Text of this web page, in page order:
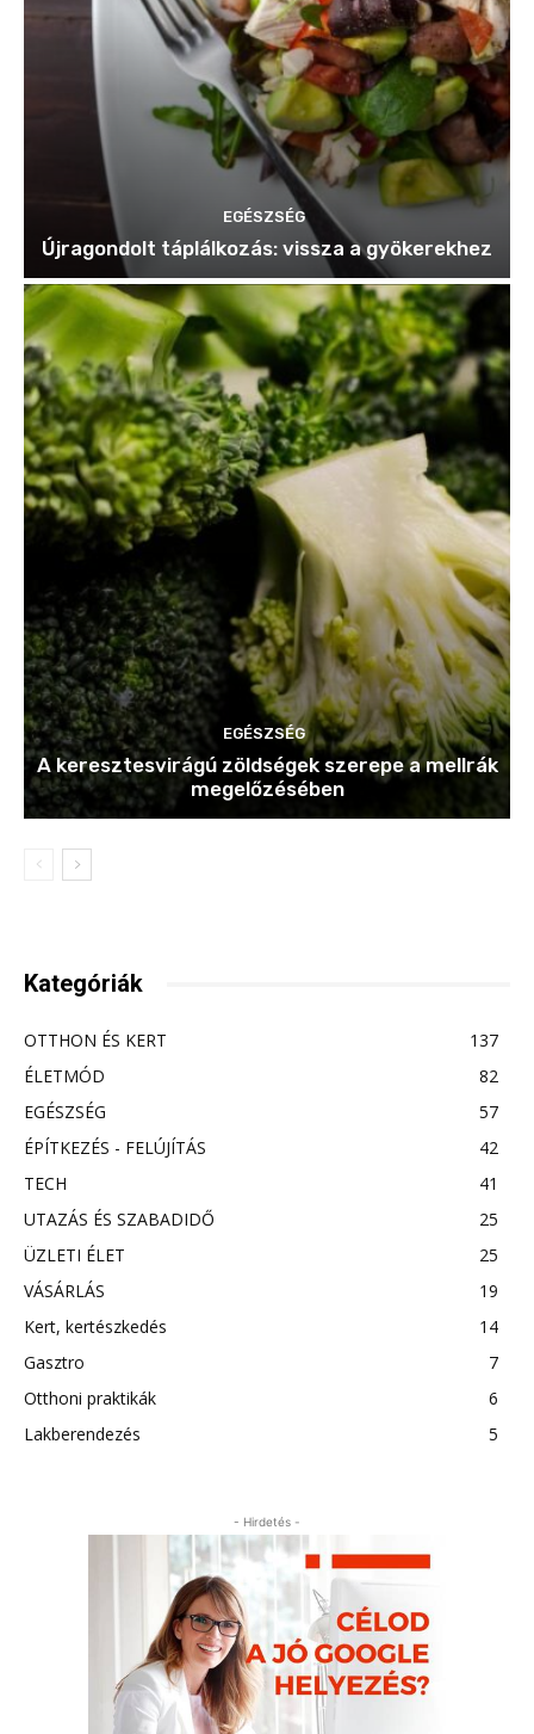
EGÉSZSÉG
Újragondolt táplálkozás: vissza a gyökerekhez
EGÉSZSÉG
A keresztesvirágú zöldségek szerepe a mellrák
megelőzésében
Kategóriák
OTTHON ÉS KERT
137
ÉLETMÓD
82
EGÉSZSÉG
57
ÉPÍTKEZÉS - FELÚJÍTÁS
42
TECH
41
UTAZÁS ÉS SZABADIDŐ
25
ÜZLETI ÉLET
25
VÁSÁRLÁS
19
Kert, kertészkedés
14
Gasztro
7
Otthoni praktikák
6
Lakberendezés
5
- Hirdetés -